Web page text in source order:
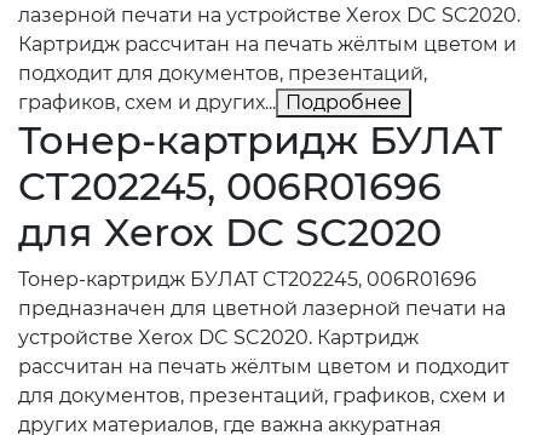
лазерной печати на устройстве Xerox DC SC2020.
Картридж рассчитан на печать жёлтым цветом и
подходит для документов, презентаций,
графиков, схем и других... Подробнее
Тонер-картридж БУЛАТ
CT202245, 006R01696
для Xerox DC SC2020
Тонер-картридж БУЛАТ CT202245, 006R01696
предназначен для цветной лазерной печати на
устройстве Xerox DC SC2020. Картридж
рассчитан на печать жёлтым цветом и подходит
для документов, презентаций, графиков, схем и
других материалов, где важна аккуратная